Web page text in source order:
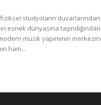
stüdyoların duvarlarından
esnek dünyasına
müzik yapımının
ham...